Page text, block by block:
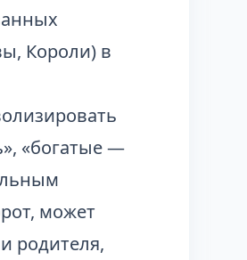
Короли) в
«богатые —
может
родителя,